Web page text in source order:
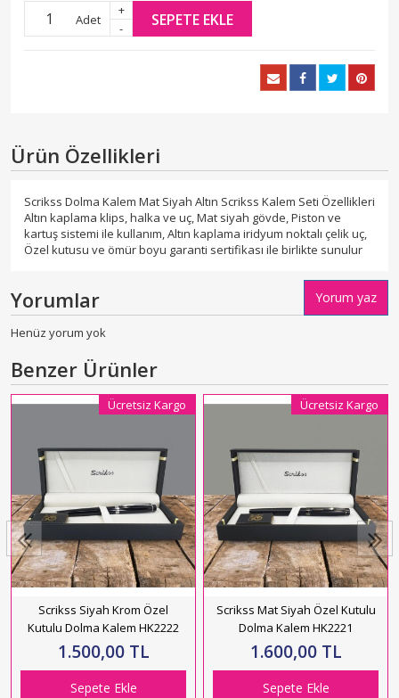
Adet
+
-
SEPETE EKLE
Ürün Özellikleri
Scrikss Dolma Kalem Mat Siyah Altın Scrikss Kalem Seti Özellikleri
Altın kaplama klips, halka ve uç, Mat siyah gövde, Piston ve
kartuş sistemi ile kullanım, Altın kaplama iridyum noktalı çelik uç,
Özel kutusu ve ömür boyu garanti sertifikası ile birlikte sunulur
Yorumlar Yorum yaz
Henüz yorum yok
Benzer Ürünler
Ücretsiz Kargo
Scrikss Siyah Krom Özel
Kutulu Dolma Kalem HK2222
1.500,00 TL
Sepete Ekle
Ücretsiz Kargo
Scrikss Mat Siyah Özel Kutulu
Dolma Kalem HK2221
1.600,00 TL
Sepete Ekle